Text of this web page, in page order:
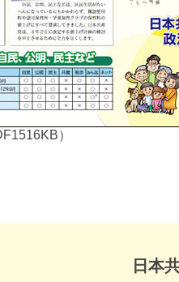
）
日本